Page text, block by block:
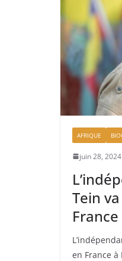
AFRIQUE
juin 28, 2024
Tein
en France